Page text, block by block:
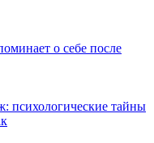
о себе после
психологические тайны